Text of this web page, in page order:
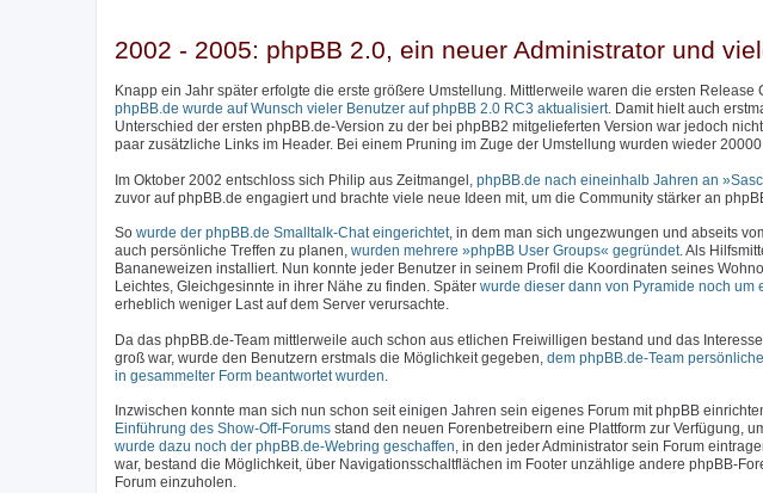
2002 - 2005: phpBB 2.0, ein neuer Administrator und
Knapp ein Jahr später erfolgte die erste größere Umstellung. Mittlerweile waren die ersten Release
phpBB.de wurde auf Wunsch vieler Benutzer auf phpBB 2.0 RC3 aktualisiert. Damit hielt auch
Unterschied der ersten phpBB.de-Version zu der bei phpBB2 mitgelieferten Version war jedoch
paar zusätzliche Links im Header. Bei einem Pruning im Zuge der Umstellung wurden wieder
Im Oktober 2002 entschloss sich Philip aus Zeitmangel, phpBB.de nach eineinhalb Jahren an
zuvor auf phpBB.de engagiert und brachte viele neue Ideen mit, um die Community stärker an
So wurde der phpBB.de Smalltalk-Chat eingerichtet, in dem man sich ungezwungen und abseits
auch persönliche Treffen zu planen, wurden mehrere »phpBB User Groups« gegründet. Als
Bananeweizen installiert. Nun konnte jeder Benutzer in seinem Profil die Koordinaten seines
Leichtes, Gleichgesinnte in ihrer Nähe zu finden. Später wurde dieser dann von Pyramide noch um
erheblich weniger Last auf dem Server verursachte.
Da das phpBB.de-Team mittlerweile auch schon aus etlichen Freiwilligen bestand und das
groß war, wurde den Benutzern erstmals die Möglichkeit gegeben, dem phpBB.de-Team
in gesammelter Form beantwortet wurden
Inzwischen konnte man sich nun schon seit einigen Jahren sein eigenes Forum mit phpBB
Einführung des Show-Off-Forums stand den neuen Forenbetreibern eine Plattform zur Verfügung,
wurde dazu noch der phpBB.de-Webring geschaffen, in den jeder Administrator sein Forum
war, bestand die Möglichkeit, über Navigationsschaltflächen im Footer unzählige andere phpBB-
Forum einzuholen.